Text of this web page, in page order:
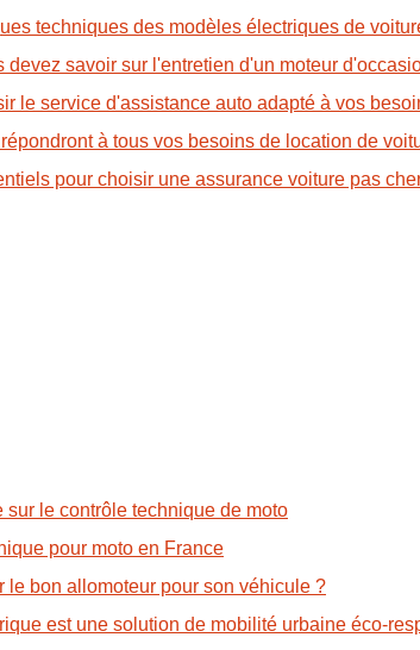
techniques des modèles électriques de
devez savoir sur l'entretien d'un moteur
le service d'assistance auto adapté à vos
à tous vos besoins de location de
pour choisir une assurance voiture pas
sur le contrôle technique de moto
pour moto en France
le bon allomoteur pour son véhicule ?
est une solution de mobilité urbaine éco-